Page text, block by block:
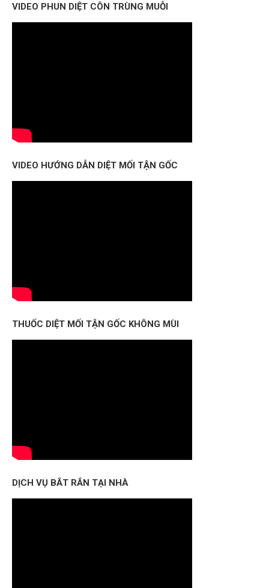
VIDEO PHUN DIỆT CÔN TRÙNG MUỖI
VIDEO HƯỚNG DẪN DIỆT MỐI TẬN GỐC
THUỐC DIỆT MỐI TẬN GỐC KHÔNG MÙI
DỊCH VỤ BẮT RẮN TẠI NHÀ